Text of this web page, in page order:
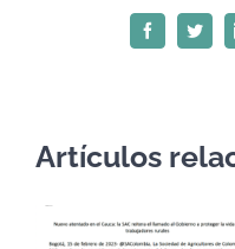
Facebook
Artículos